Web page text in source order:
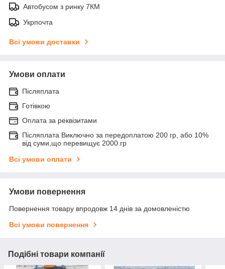
Автобусом з ринку 7КМ
Укрпочта
Всі умови доставки
Умови оплати
Післяплата
Готівкою
Оплата за реквізитами
Післяплата Виключно за передоплатою 200 гр, або 10%
від суми,що перевищує 2000 гр
Всі умови оплати
Умови повернення
Повернення товару впродовж 14 днів за домовленістю
Всі умови повернення
Подібні товари компанії